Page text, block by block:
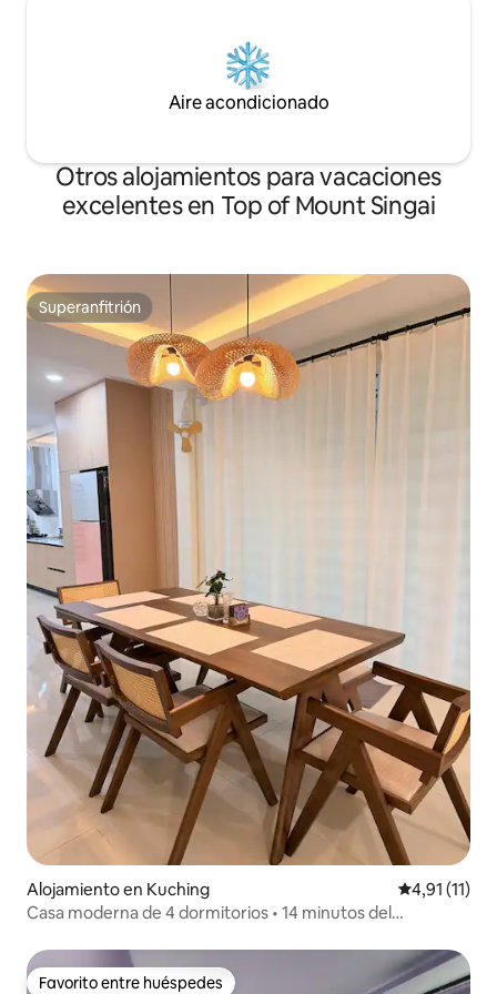
Aire acondicionado
Otros alojamientos para vacaciones
excelentes en Top of Mount Singai
Superanfitrión
Superanfitrión
Alojamiento en Kuching Calificación
4,91 (11)
Casa moderna de 4 dormitorios • 14 minutos del
Favorito entre huéspedes